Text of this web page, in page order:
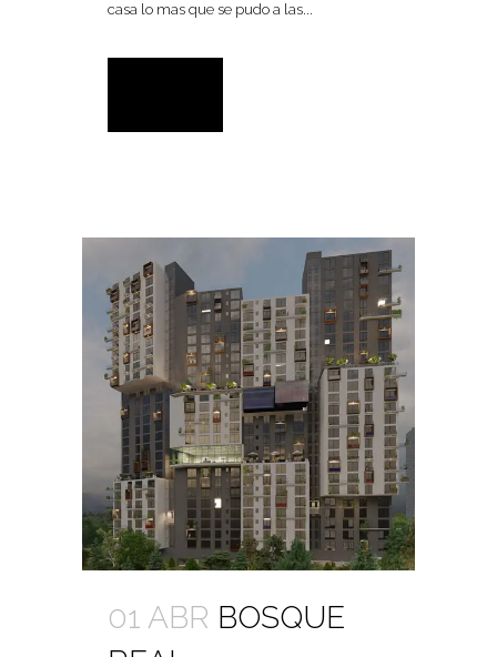
casa lo mas que se pudo a las...
01 ABR BOSQUE